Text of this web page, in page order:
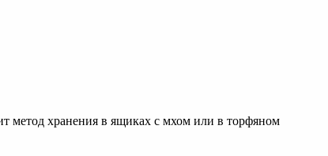
метод хранения в ящиках с мхом или в торфяном